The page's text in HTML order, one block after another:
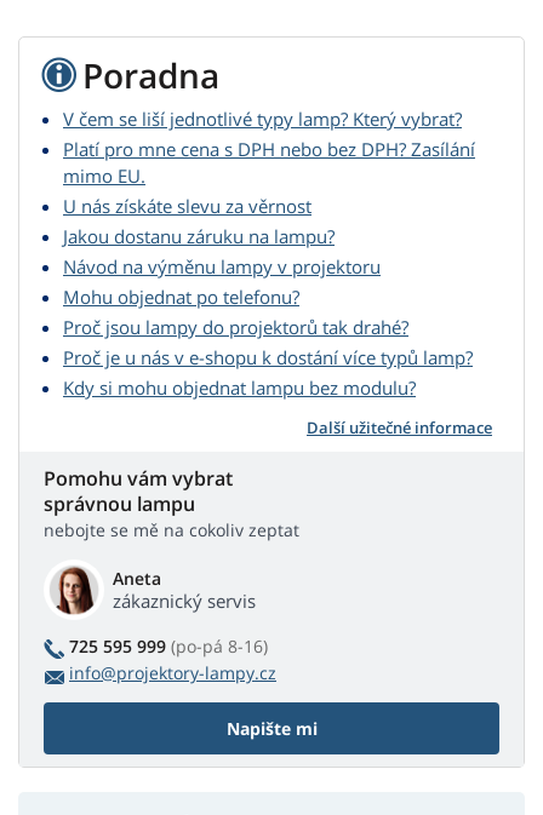
Poradna
V čem se liší jednotlivé typy lamp? Který vybrat?
Platí pro mne cena s DPH nebo bez DPH? Zasílání
mimo EU.
U nás získáte slevu za věrnost
Jakou dostanu záruku na lampu?
Návod na výměnu lampy v projektoru
Mohu objednat po telefonu?
Proč jsou lampy do projektorů tak drahé?
Proč je u nás v e-shopu k dostání více typů lamp?
Kdy si mohu objednat lampu bez modulu?
Další užitečné informace
Pomohu vám vybrat
správnou lampu
nebojte se mě na cokoliv zeptat
Aneta
zákaznický servis
725 595 999 (po-pá 8-16)
info@projektory-lampy.cz
Napište mi